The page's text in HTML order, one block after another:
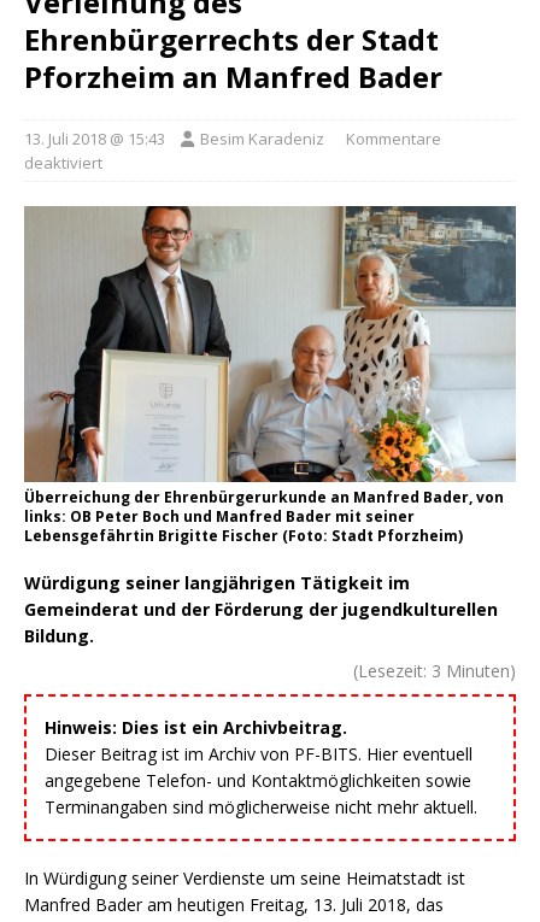
Ehrenbürgerrechts der Stadt
Pforzheim an Manfred Bader
13. Juli 2018 @ 15:43 Besim Karadeniz
Kommentare
deaktiviert
Überreichung der Ehrenbürgerurkunde an Manfred Bader, von
links: OB Peter Boch und Manfred Bader mit seiner
Lebensgefährtin Brigitte Fischer (Foto: Stadt Pforzheim)
Würdigung seiner langjährigen Tätigkeit im
Gemeinderat und der Förderung der jugendkulturellen
Bildung.
(Lesezeit: 3 Minuten)
Hinweis: Dies ist ein Archivbeitrag.
Dieser Beitrag ist im Archiv von PF-BITS. Hier eventuell
angegebene Telefon- und Kontaktmöglichkeiten sowie
Terminangaben sind möglicherweise nicht mehr aktuell.
In Würdigung seiner Verdienste um seine Heimatstadt ist
Manfred Bader am heutigen Freitag, 13. Juli 2018, das